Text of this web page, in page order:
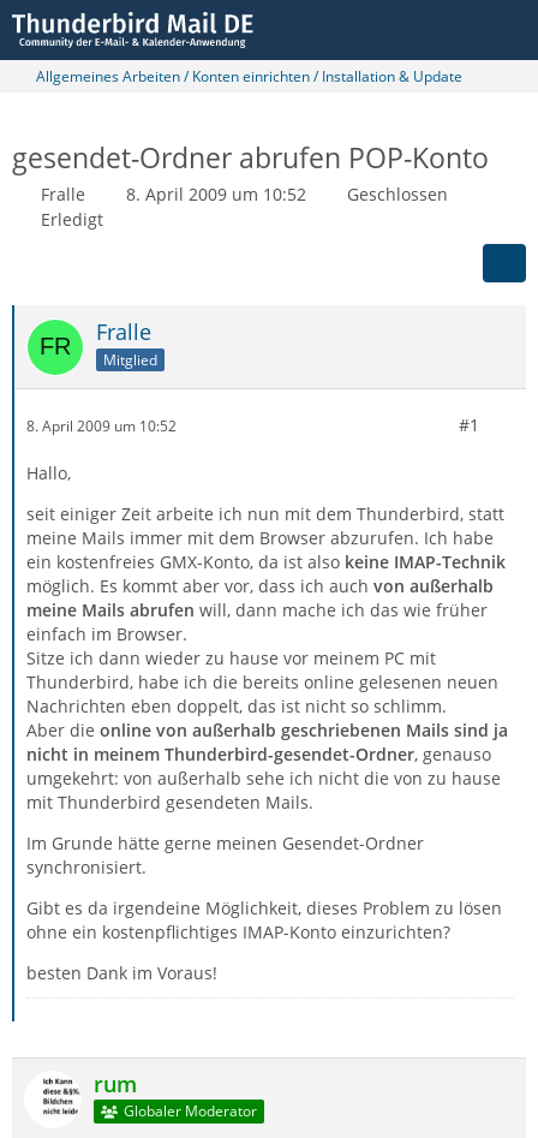
Allgemeines Arbeiten / Konten einrichten / Installation & Update
gesendet-Ordner abrufen POP-Konto
Fralle 8. April 2009 um 10:52
Geschlossen
Erledigt
Fralle
Mitglied
8. April 2009 um 10:52 #1
Hallo,
seit einiger Zeit arbeite ich nun mit dem Thunderbird, statt
meine Mails immer mit dem Browser abzurufen. Ich habe
ein kostenfreies GMX-Konto, da ist also keine IMAP-Technik
möglich. Es kommt aber vor, dass ich auch von außerhalb
meine Mails abrufen will, dann mache ich das wie früher
einfach im Browser.
Sitze ich dann wieder zu hause vor meinem PC mit
Thunderbird, habe ich die bereits online gelesenen neuen
Nachrichten eben doppelt, das ist nicht so schlimm.
Aber die online von außerhalb geschriebenen Mails sind ja
nicht in meinem Thunderbird-gesendet-Ordner, genauso
umgekehrt: von außerhalb sehe ich nicht die von zu hause
mit Thunderbird gesendeten Mails.
Im Grunde hätte gerne meinen Gesendet-Ordner
synchronisiert.
Gibt es da irgendeine Möglichkeit, dieses Problem zu lösen
ohne ein kostenpflichtiges IMAP-Konto einzurichten?
besten Dank im Voraus!
rum
Globaler Moderator